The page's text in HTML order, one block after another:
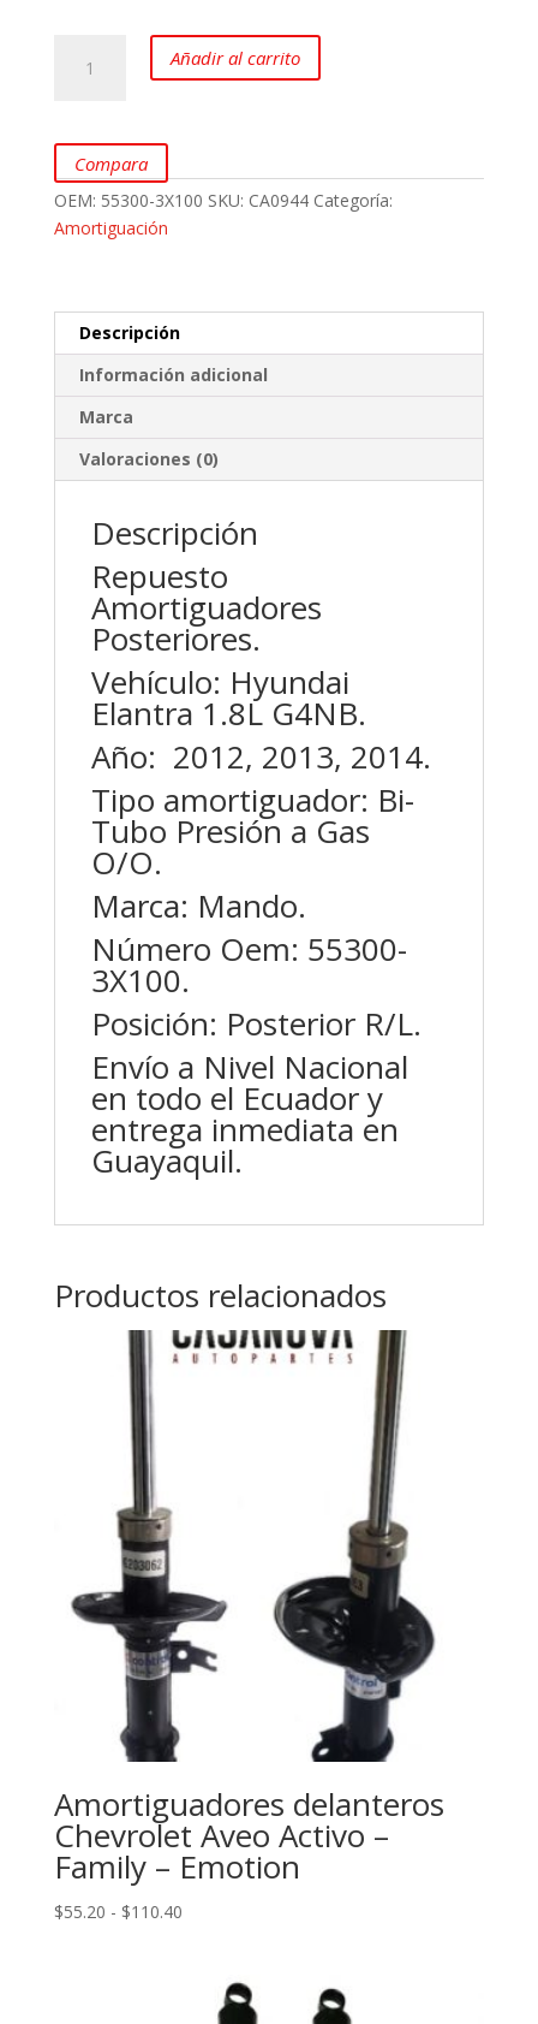
Amortiguadores
Posteriores
Elantra
1.8
marca
Mando
Añadir al carrito
Compara
OEM: 55300-3X100 SKU: CA0944 Categoría:
Amortiguación
Descripción
Información adicional
Marca
Valoraciones (0)
Descripción
Repuesto
Amortiguadores
Posteriores.
Vehículo: Hyundai
Elantra 1.8L G4NB.
Año: 2012, 2013, 2014.
Tipo amortiguador: Bi-
Tubo Presión a Gas
O/O.
Marca: Mando.
Número Oem: 55300-
3X100.
Posición: Posterior R/L.
Envío a Nivel Nacional
en todo el Ecuador y
entrega inmediata en
Guayaquil.
Productos relacionados
Amortiguadores delanteros
Chevrolet Aveo Activo –
Family – Emotion
$55.20 - $110.40Rango
desde